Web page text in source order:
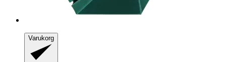
Varukorg